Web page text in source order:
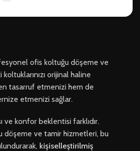
ofis koltuğu döşeme ve
koltuklarınızı orijinal haline
tasarruf etmenizi hem de
etmenizi sağlar.
ve konfor beklentisi farklıdır.
döşeme ve tamir hizmetleri, bu
kişiselleştirilmiş